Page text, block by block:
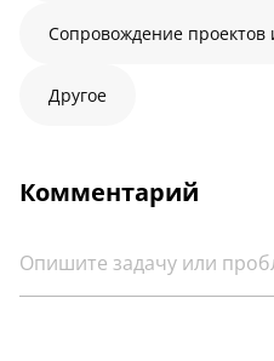
Сопровождение проектов
Другое
Комментарий